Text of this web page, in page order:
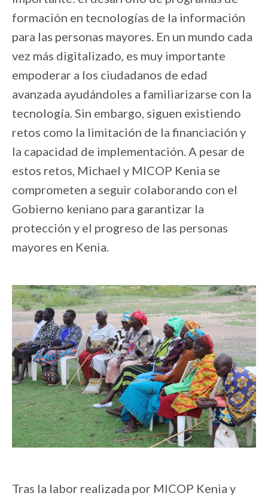
formación en tecnologías de la información
para las personas mayores. En un mundo cada
vez más digitalizado, es muy importante
empoderar a los ciudadanos de edad
avanzada ayudándoles a familiarizarse con la
tecnología. Sin embargo, siguen existiendo
retos como la limitación de la financiación y
la capacidad de implementación. A pesar de
estos retos, Michael y MICOP Kenia se
comprometen a seguir colaborando con el
Gobierno keniano para garantizar la
protección y el progreso de las personas
mayores en Kenia.
Tras la labor realizada por MICOP Kenia y